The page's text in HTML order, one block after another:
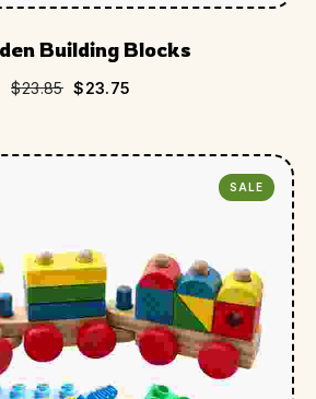
Building Blocks
$23.85 $23.75
SALE